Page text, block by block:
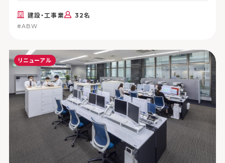
建設・工事業 32名
#ABW
リニューアル